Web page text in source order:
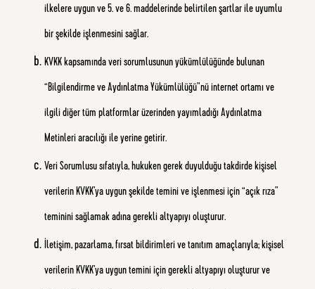
ilkelere uygun ve 5. ve 6. maddelerinde belirtilen şartlar ile uyumlu
bir şekilde işlenmesini sağlar.
KVKK kapsamında veri sorumlusunun yükümlülüğünde bulunan
“Bilgilendirme ve Aydınlatma Yükümlülüğü”nü internet ortamı ve
ilgili diğer tüm platformlar üzerinden yayımladığı Aydınlatma
Metinleri aracılığı ile yerine getirir.
Veri Sorumlusu sıfatıyla, hukuken gerek duyulduğu takdirde kişisel
verilerin KVKK’ya uygun şekilde temini ve işlenmesi için “açık rıza”
teminini sağlamak adına gerekli altyapıyı oluşturur.
İletişim, pazarlama, fırsat bildirimleri ve tanıtım amaçlarıyla; kişisel
verilerin KVKK’ya uygun temini için gerekli altyapıyı oluşturur ve